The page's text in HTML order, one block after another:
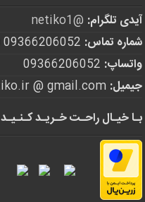
آیدی تلگرام: @netiko1
شماره تماس:
واتساپ:
جیمیل:
بـا خیـال راحـت خـریـد کـنـیـد